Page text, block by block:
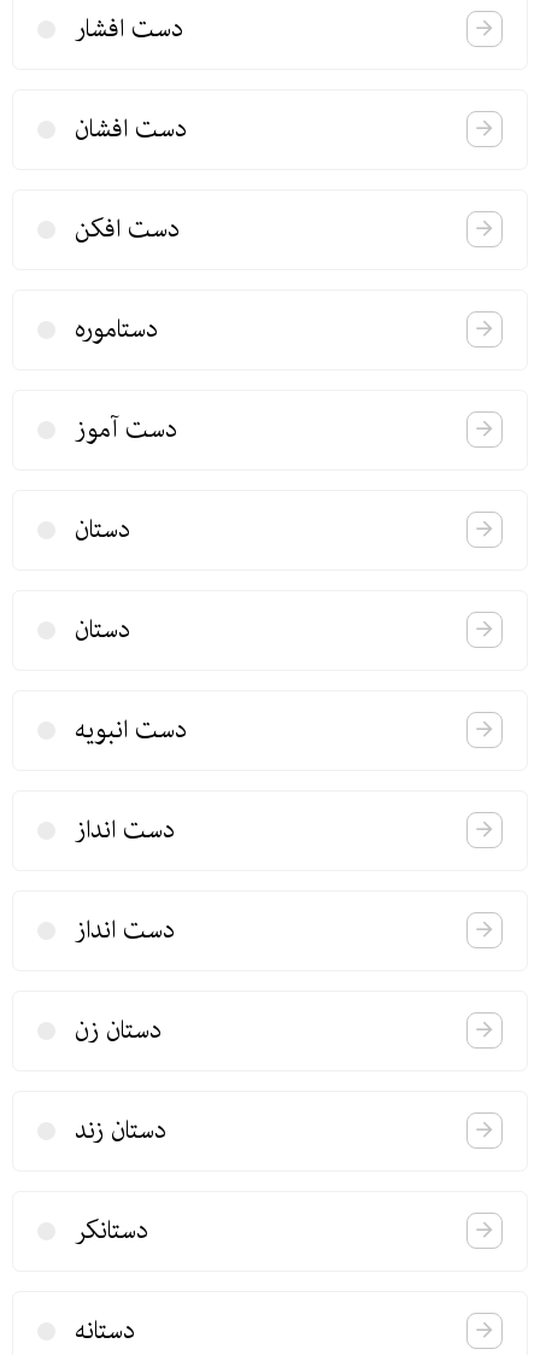
دست افشار
دست افشان
دست افكن
دستاموره
دست آموز
دستان
دستان
دست انبویه
دست انداز
دست انداز
دستان زن
دستان زند
دستانكر
دستانه